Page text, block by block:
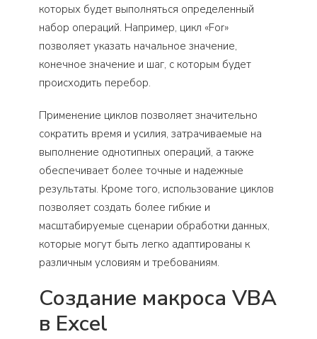
которых будет выполняться определенный
набор операций. Например, цикл «For»
позволяет указать начальное значение,
конечное значение и шаг, с которым будет
происходить перебор.
Применение циклов позволяет значительно
сократить время и усилия, затрачиваемые на
выполнение однотипных операций, а также
обеспечивает более точные и надежные
результаты. Кроме того, использование циклов
позволяет создать более гибкие и
масштабируемые сценарии обработки данных,
которые могут быть легко адаптированы к
различным условиям и требованиям.
Создание макроса VBA
в Excel